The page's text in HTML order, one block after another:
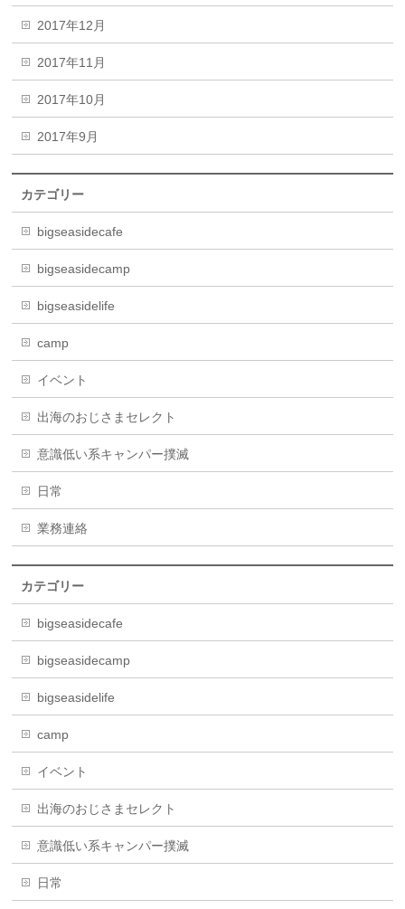
2017年12月
2017年11月
2017年10月
2017年9月
カテゴリー
bigseasidecafe
bigseasidecamp
bigseasidelife
camp
イベント
出海のおじさまセレクト
意識低い系キャンパー撲滅
日常
業務連絡
カテゴリー
bigseasidecafe
bigseasidecamp
bigseasidelife
camp
イベント
出海のおじさまセレクト
意識低い系キャンパー撲滅
日常